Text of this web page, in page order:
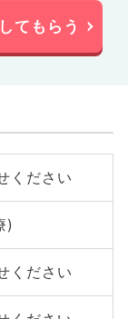
てもらう
ください
)
ください